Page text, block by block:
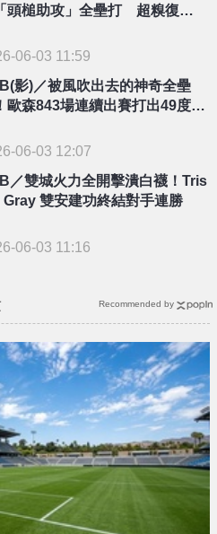
頭槌助攻」全壘打 超糗復刻3
06-03 11:59
影)／被風吹出去的神奇全壘
歐森843場連續出賽打出49度仰
06-03 12:07
／雙城火力全開擊潰白襪！Tris
雙安建功終結對手連勝
06-03 11:16
Recommended by